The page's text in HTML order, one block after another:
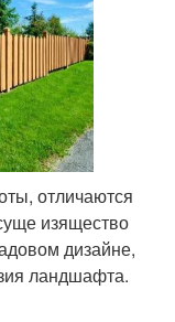
отличаются
изящество
дизайне,
ландшафта.